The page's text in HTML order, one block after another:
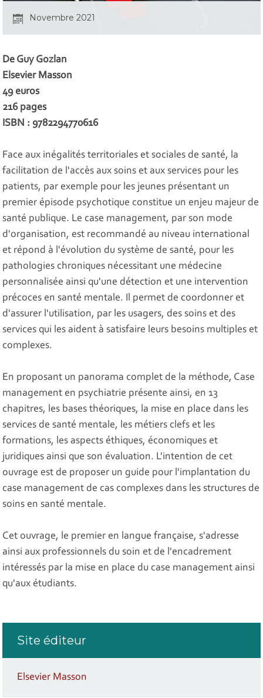
Novembre 2021
De Guy Gozlan
Elsevier Masson
49 euros
216 pages
ISBN : 9782294770616
Face aux inégalités territoriales et sociales de santé, la
facilitation de l'accès aux soins et aux services pour les
patients, par exemple pour les jeunes présentant un
premier épisode psychotique constitue un enjeu majeur de
santé publique. Le case management, par son mode
d'organisation, est recommandé au niveau international
et répond à l'évolution du système de santé, pour les
pathologies chroniques nécessitant une médecine
personnalisée ainsi qu'une détection et une intervention
précoces en santé mentale. Il permet de coordonner et
d'assurer l'utilisation, par les usagers, des soins et des
services qui les aident à satisfaire leurs besoins multiples et
complexes.
En proposant un panorama complet de la méthode, Case
management en psychiatrie présente ainsi, en 13
chapitres, les bases théoriques, la mise en place dans les
services de santé mentale, les métiers clefs et les
formations, les aspects éthiques, économiques et
juridiques ainsi que son évaluation. L'intention de cet
ouvrage est de proposer un guide pour l'implantation du
case management de cas complexes dans les structures de
soins en santé mentale.
Cet ouvrage, le premier en langue française, s'adresse
ainsi aux professionnels du soin et de l'encadrement
intéressés par la mise en place du case management ainsi
qu'aux étudiants.
Site éditeur
Elsevier Masson